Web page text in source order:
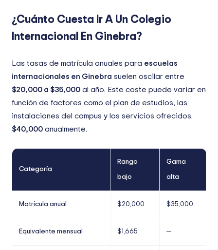
¿Cuánto Cuesta Ir A Un Colegio
Internacional En Ginebra?
Las tasas de matrícula anuales para escuelas
internacionales en Ginebra suelen oscilar entre
$20,000 a $35,000 al año. Este coste puede variar en
función de factores como el plan de estudios, las
instalaciones del campus y los servicios ofrecidos.
$40,000 anualmente.
Categoría
Rango
bajo
Gama
alta
Matrícula anual $20,000 $35,000
Equivalente mensual $1,665 —